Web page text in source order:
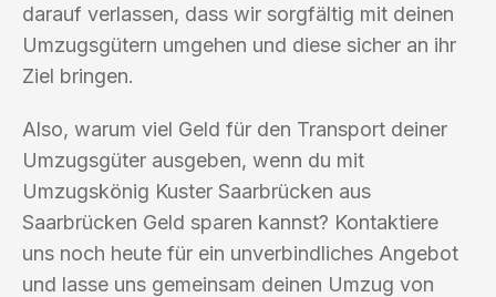
darauf verlassen, dass wir sorgfältig mit deinen
Umzugsgütern umgehen und diese sicher an ihr
Ziel bringen.
Also, warum viel Geld für den Transport deiner
Umzugsgüter ausgeben, wenn du mit
Umzugskönig Kuster Saarbrücken aus
Saarbrücken Geld sparen kannst? Kontaktiere
uns noch heute für ein unverbindliches Angebot
und lasse uns gemeinsam deinen Umzug von